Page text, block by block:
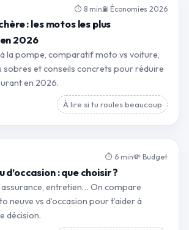
⏱ 8 min ⛽ Économies 2026
: les motos les plus
2026
la pompe, comparatif moto vs voiture,
sobres et conseils concrets pour réduire
en 2026.
À lire si tu roules beaucoup
⏱ 6 min💸 Budget
d’occasion : que choisir ?
entretien… On compare
neuve vs d’occasion pour t’aider à
décision.